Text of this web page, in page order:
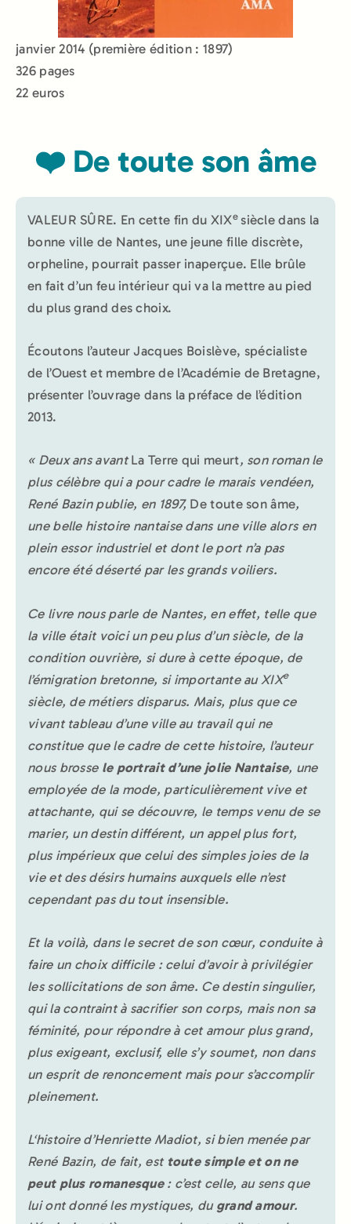
janvier 2014 (première édition : 1897)
326 pages
22 euros
❤️ De toute son âme
VALEUR SÛRE. En cette fin du XIXe siècle dans la
bonne ville de Nantes, une jeune fille discrète,
orpheline, pourrait passer inaperçue. Elle brûle
en fait d’un feu intérieur qui va la mettre au pied
du plus grand des choix.
Écoutons l’auteur Jacques Boislève, spécialiste
de l’Ouest et membre de l’Académie de Bretagne,
présenter l’ouvrage dans la préface de l’édition
2013.
« Deux ans avant La Terre qui meurt, son roman le
plus célèbre qui a pour cadre le marais vendéen,
René Bazin publie, en 1897, De toute son âme,
une belle histoire nantaise dans une ville alors en
plein essor industriel et dont le port n’a pas
encore été déserté par les grands voiliers.
Ce livre nous parle de Nantes, en effet, telle que
la ville était voici un peu plus d’un siècle, de la
condition ouvrière, si dure à cette époque, de
l’émigration bretonne, si importante au XIXe
siècle, de métiers disparus. Mais, plus que ce
vivant tableau d’une ville au travail qui ne
constitue que le cadre de cette histoire, l’auteur
nous brosse le portrait d’une jolie Nantaise, une
employée de la mode, particulièrement vive et
attachante, qui se découvre, le temps venu de se
marier, un destin différent, un appel plus fort,
plus impérieux que celui des simples joies de la
vie et des désirs humains auxquels elle n’est
cependant pas du tout insensible.
Et la voilà, dans le secret de son cœur, conduite à
faire un choix difficile : celui d’avoir à privilégier
les sollicitations de son âme. Ce destin singulier,
qui la contraint à sacrifier son corps, mais non sa
féminité, pour répondre à cet amour plus grand,
plus exigeant, exclusif, elle s’y soumet, non dans
un esprit de renoncement mais pour s’accomplir
pleinement.
L‘histoire d’Henriette Madiot, si bien menée par
René Bazin, de fait, est toute simple et on ne
peut plus romanesque: c’est celle, au sens que
lui ont donné les mystiques, du grand amour.